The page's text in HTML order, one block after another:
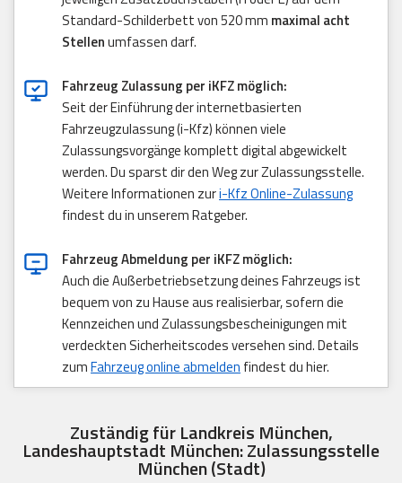
Standard-Schilderbett von 520 mm maximal acht
Stellenumfassen darf.
Fahrzeug Zulassung per iKFZ möglich:
Seit der Einführung der internetbasierten
Fahrzeugzulassung (i-Kfz) können viele
Zulassungsvorgänge komplett digital abgewickelt
werden. Du sparst dir den Weg zur Zulassungsstelle.
Weitere Informationen zuri-Kfz Online-Zulassung
findest du in unserem Ratgeber.
Fahrzeug Abmeldung per iKFZ möglich:
Auch die Außerbetriebsetzung deines Fahrzeugs ist
bequem von zu Hause aus realisierbar, sofern die
Kennzeichen und Zulassungsbescheinigungen mit
verdeckten Sicherheitscodes versehen sind. Details
zumFahrzeug online abmelden findest du hier.
Zuständig für Landkreis München,
Landeshauptstadt München: Zulassungsstelle
München (Stadt)